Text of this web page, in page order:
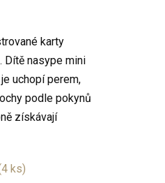
karty
Dítě nasype mini
uchopí perem,
podle pokynů
získávají
ks)